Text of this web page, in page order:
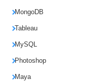
MongoDB
Tableau
MySQL
Photoshop
Maya